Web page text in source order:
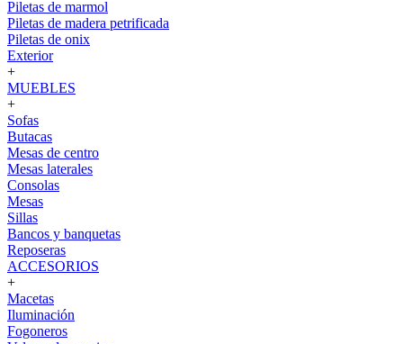
Piletas de marmol
Piletas de madera petrificada
Piletas de onix
Exterior
+
MUEBLES
+
Sofas
Butacas
Mesas de centro
Mesas laterales
Consolas
Mesas
Sillas
Bancos y banquetas
Reposeras
ACCESORIOS
+
Macetas
Iluminación
Fogoneros